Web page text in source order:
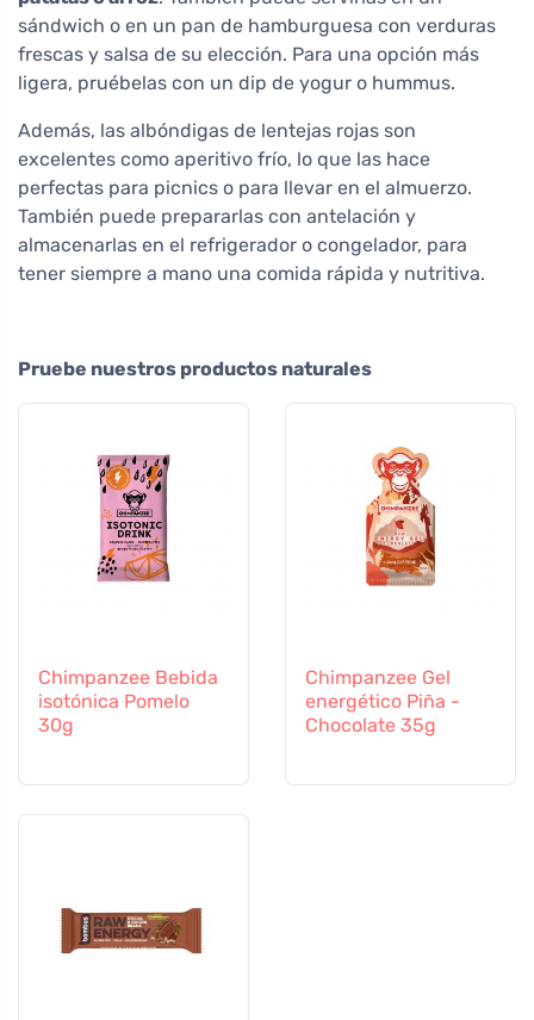
sándwich o en un pan de hamburguesa con verduras
frescas y salsa de su elección. Para una opción más
ligera, pruébelas con un dip de yogur o hummus.
Además, las albóndigas de lentejas rojas son
excelentes como aperitivo frío, lo que las hace
perfectas para picnics o para llevar en el almuerzo.
También puede prepararlas con antelación y
almacenarlas en el refrigerador o congelador, para
tener siempre a mano una comida rápida y nutritiva.
Pruebe nuestros productos naturales
Chimpanzee Bebida
isotónica Pomelo
30g
Chimpanzee Gel
energético Piña -
Chocolate 35g